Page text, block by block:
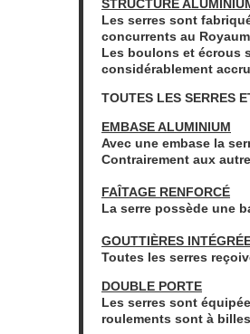
STRUCTURE
Les serres sont
concurrents au
Les boulons et écrous
considérablement
TOUTES LES SERRES
EMBASE ALUMINIUM
Avec une embase la
Contrairement aux
FAÎTAGE RENFORCÉ
La serre possède une
GOUTTIÈRES
Toutes les serres
DOUBLE PORTE
Les serres sont
roulements sont à